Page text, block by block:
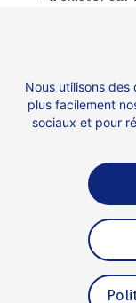
même titre
Nous utilisons
plus facilement
sociaux et pour